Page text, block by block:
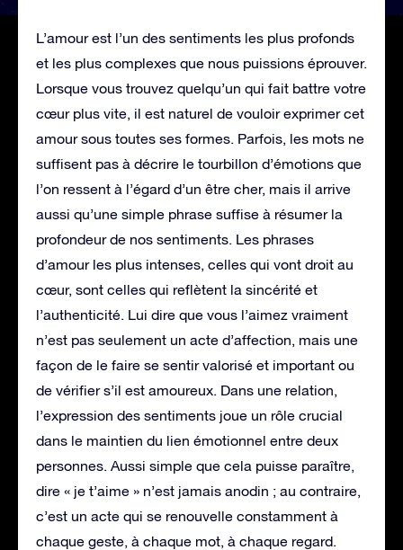
L’amour est l’un des sentiments les plus profonds
et les plus complexes que nous puissions éprouver.
Lorsque vous trouvez quelqu’un qui fait battre votre
cœur plus vite, il est naturel de vouloir exprimer cet
amour sous toutes ses formes. Parfois, les mots ne
suffisent pas à décrire le tourbillon d’émotions que
l’on ressent à l’égard d’un être cher, mais il arrive
aussi qu’une simple phrase suffise à résumer la
profondeur de nos sentiments. Les phrases
d’amour les plus intenses, celles qui vont droit au
cœur, sont celles qui reflètent la sincérité et
l’authenticité. Lui dire que vous l’aimez vraiment
n’est pas seulement un acte d’affection, mais une
façon de le faire se sentir valorisé et important ou
de vérifier s’il est amoureux. Dans une relation,
l’expression des sentiments joue un rôle crucial
dans le maintien du lien émotionnel entre deux
personnes. Aussi simple que cela puisse paraître,
dire « je t’aime » n’est jamais anodin ; au contraire,
c’est un acte qui se renouvelle constamment à
chaque geste, à chaque mot, à chaque regard.